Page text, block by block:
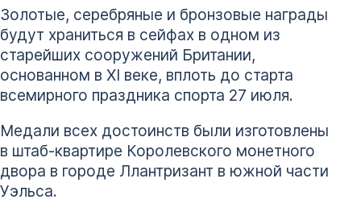
Золотые, серебряные и бронзовые награды
будут храниться в сейфах в одном из
старейших сооружений Британии,
основанном в ХI веке, вплоть до старта
всемирного праздника спорта 27 июля.
Медали всех достоинств были изготовлены
в штаб-квартире Королевского монетного
двора в городе Ллантризант в южной части
Уэльса.